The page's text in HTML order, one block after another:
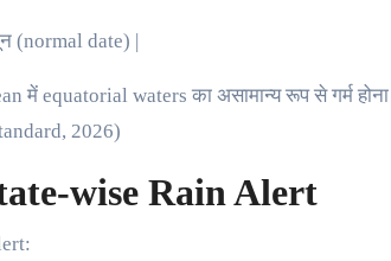
(normal date) |
में equatorial waters का असामान्य रूप से गर्म
2026)
wise Rain Alert